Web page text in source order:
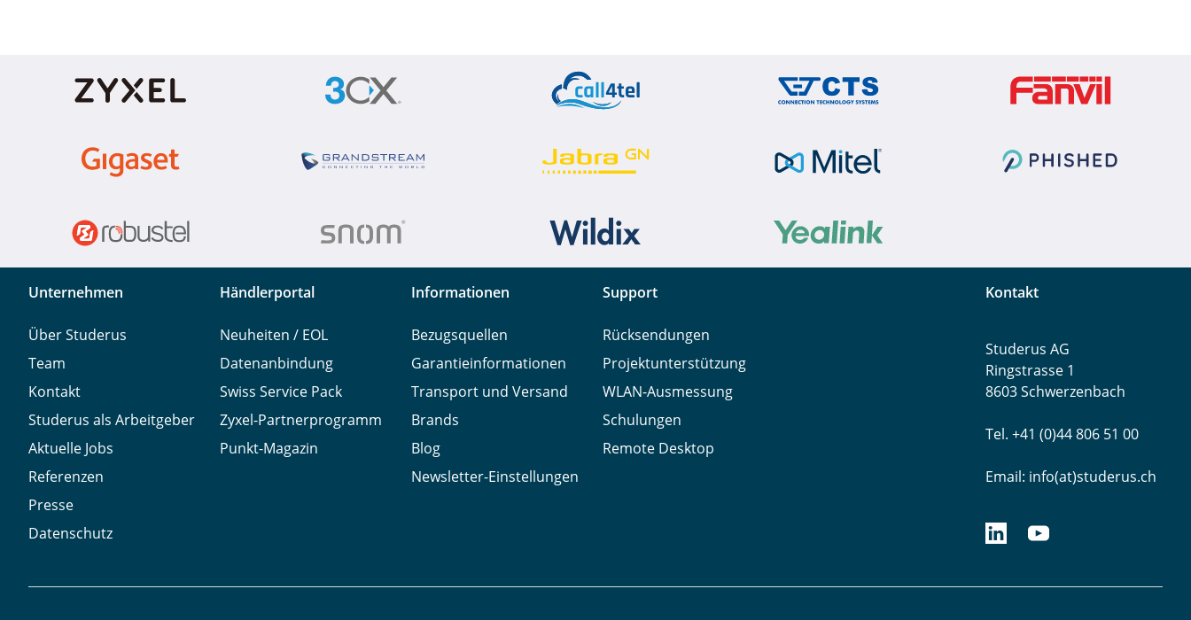
Unternehmen
Über Studerus
Team
Kontakt
Studerus als Arbeitgeber
Aktuelle Jobs
Referenzen
Presse
Datenschutz
Händlerportal
Neuheiten / EOL
Datenanbindung
Swiss Service Pack
Zyxel-Partnerprogramm
Punkt-Magazin
Informationen
Bezugsquellen
Garantieinformationen
Transport und Versand
Brands
Blog
Newsletter-Einstellungen
Support
Rücksendungen
Projektunterstützung
WLAN-Ausmessung
Schulungen
Remote Desktop
Kontakt
Studerus AG
Ringstrasse 1
8603 Schwerzenbach
Tel. +41 (0)44 806 51 00
Email: info(at)studerus.ch
linkedin.com/studerusag
youtube.com/studerus